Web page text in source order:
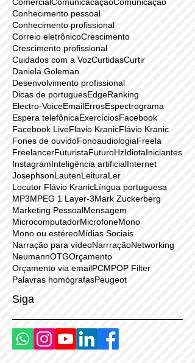
AutoconhecimentoAutoconsciência
BiometriaBraunerCaixa de entrada
ComercialComunicacaçãoComunicação
Conhecimento pessoal
Conhecimento profissional
Correio eletrônicoCrescimento
Crescimento profissional
Cuidados com a VozCurtidasCurtir
Daniela Goleman
Desenvolvimento profissional
Dicas de portuguesEdgeRanking
Electro-VoiceEmailErrosEspectrograma
Espera telefônicaExercíciosFacebook
Facebook LiveFlavio KranicFlávio Kranic
Fones de ouvidoFonoaudiologiaFreela
FreelancerFuturistaFuturoHz
InstagramInteligência artificialInternet
Josephson LautenLeituraLer
Locutor Flávio KranicLíngua portuguesa
MP3MPEG 1 Layer-3Mark Zuckerberg
Marketing PessoalMensagem
MicrocomputadorMicrofoneMono
Mono ou estéreoMídias Sociais
Narração para vídeoNarrração Networking
NeumannOTGOrçamento
Orçamento via email
Palavras homógrafas
Siga